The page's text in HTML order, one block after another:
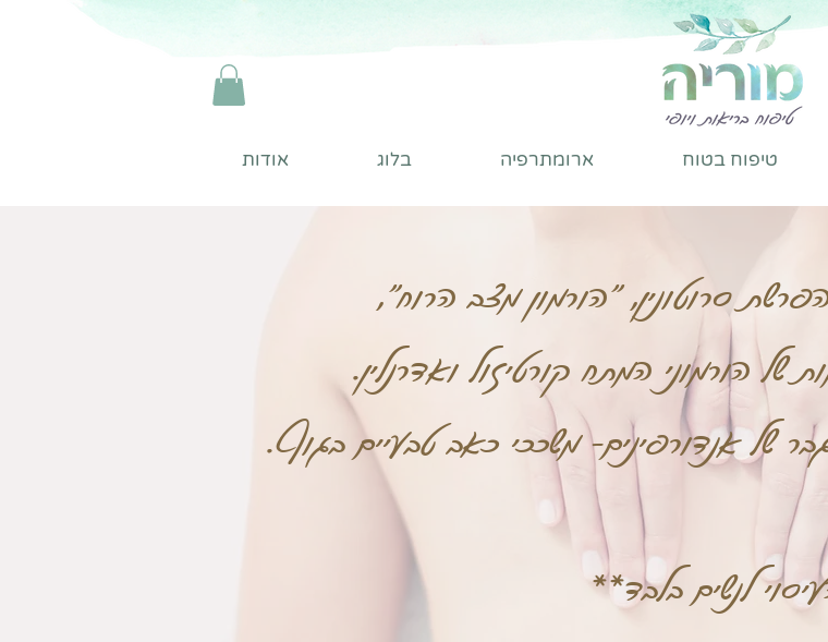
טיפוח בטוח ארומתרפיה בלוג אודות
סרוטונין, "הורמון מצב הרוח",
של הורמוני המתח קורטיזול ואדרנלין.
של אנדורפינים- משככי כאב טבעיים בגוף.
לנשים בלבד**